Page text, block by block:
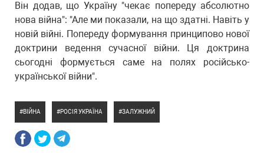
Він додав, що Україну "чекає попереду абсолютно
нова війна": "Але ми показали, на що здатні. Навіть у
новій війні. Попереду формування принципово нової
доктрини ведення сучасної війни. Ця доктрина
сьогодні формується саме на полях російсько-
української війни".
ВІЙНА РОСІЯ УКРАЇНА ЗАЛУЖНИЙ